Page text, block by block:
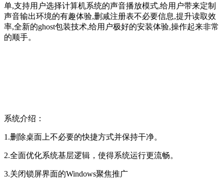
单,支持用户选择计算机系统的声音播放模式,给用户带来定制
声音输出环境的有趣体验,删减注册表不必要信息,提升读取效
率,全新的ghost包装技术,给用户极好的安装体验,操作起来非常
的顺手。
系统介绍：
1.删除桌面上不必要的快捷方式并保持干净。
2.全面优化系统基层逻辑，使得系统运行更流畅。
3.关闭锁屏界面的Windows聚焦推广